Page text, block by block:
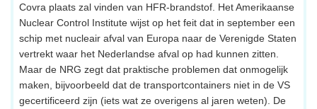
Covra plaats zal vinden van HFR-brandstof. Het Amerikaanse
Nuclear Control Institute wijst op het feit dat in september een
schip met nucleair afval van Europa naar de Verenigde Staten
vertrekt waar het Nederlandse afval op had kunnen zitten.
Maar de NRG zegt dat praktische problemen dat onmogelijk
maken, bijvoorbeeld dat de transportcontainers niet in de VS
gecertificeerd zijn (iets wat ze overigens al jaren weten). De